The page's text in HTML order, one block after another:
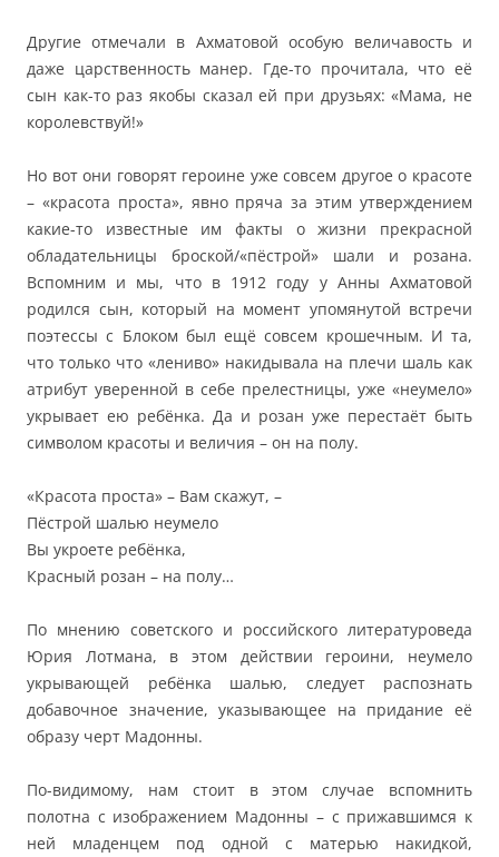
Другие отмечали в Ахматовой особую величавость и
даже царственность манер. Где-то прочитала, что её
сын как-то раз якобы сказал ей при друзьях: «Мама, не
королевствуй!»
Но вот они говорят героине уже совсем другое о красоте
– «красота проста», явно пряча за этим утверждением
какие-то известные им факты о жизни прекрасной
обладательницы броской/«пёстрой» шали и розана.
Вспомним и мы, что в 1912 году у Анны Ахматовой
родился сын, который на момент упомянутой встречи
поэтессы с Блоком был ещё совсем крошечным. И та,
что только что «лениво» накидывала на плечи шаль как
атрибут уверенной в себе прелестницы, уже «неумело»
укрывает ею ребёнка. Да и розан уже перестаёт быть
символом красоты и величия – он на полу.
«Красота проста» – Вам скажут, –
Пёстрой шалью неумело
Вы укроете ребёнка,
Красный розан – на полу…
По мнению советского и российского литературоведа
Юрия Лотмана, в этом действии героини, неумело
укрывающей ребёнка шалью, следует распознать
добавочное значение, указывающее на придание её
образу черт Мадонны.
По-видимому, нам стоит в этом случае вспомнить
полотна с изображением Мадонны – с прижавшимся к
ней младенцем под одной с матерью накидкой,